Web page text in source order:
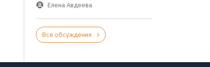
Елена Авдеева
Все обсуждения